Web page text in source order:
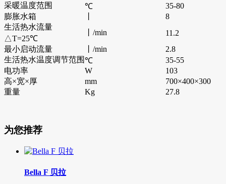
采暖温度范围
℃
35-80
膨胀水箱
8
生活热水流量
△T=25℃
丨/min
11.2
最小启动流量
丨/min
2.8
生活热水温度调节范围 ℃
35-55
电功率
W
103
高×宽×厚
mm
700×400×300
重量
Kg 27.8
为您推荐
Bella F 贝拉